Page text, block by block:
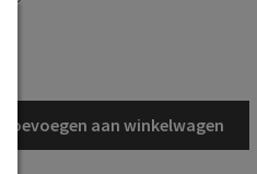
Toevoegen aan winkelwagen